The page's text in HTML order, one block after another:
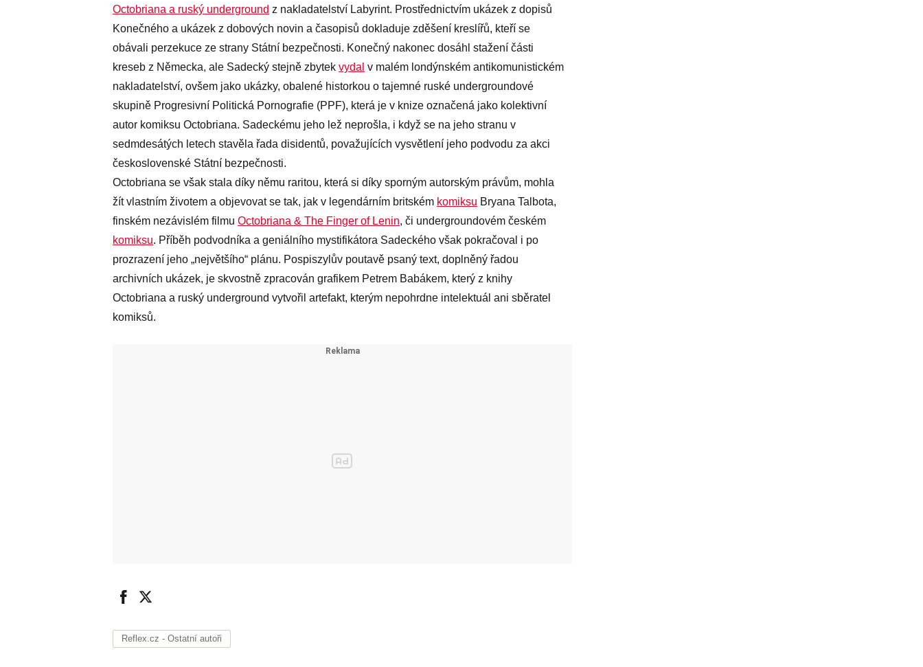
Octobriana a ruský underground z nakladatelství Labyrint. Prostřednictvím ukázek z dopisů
Konečného a ukázek z dobových novin a časopisů dokladuje zděšení kreslířů, kteří se
obávali perzekuce ze strany Státní bezpečnosti. Konečný nakonec dosáhl stažení části
kreseb z Německa, ale Sadecký stejně zbytek vydal v malém londýnském antikomunistickém
nakladatelství, ovšem jako ukázky, obalené historkou o tajemné ruské undergroundové
skupině Progresivní Politická Pornografie (PPF), která je v knize označená jako kolektivní
autor komiksu Octobriana. Sadeckému jeho lež neprošla, i když se na jeho stranu v
sedmdesátých letech stavěla řada disidentů, považujících vysvětlení jeho podvodu za akci
československé Státní bezpečnosti.
Octobriana se však stala díky němu raritou, která si díky sporným autorským právům, mohla
žít vlastním životem a objevovat se tak, jak v legendárním britském komiksu Bryana Talbota,
finském nezávislém filmu Octobriana & The Finger of Lenin, či undergroundovém českém
komiksu. Příběh podvodníka a geniálního mystifikátora Sadeckého však pokračoval i po
prozrazení jeho „největšího“ plánu. Pospiszylův poutavě psaný text, doplněný řadou
archivních ukázek, je skvostně zpracován grafikem Petrem Babákem, který z knihy
Octobriana a ruský underground vytvořil artefakt, kterým nepohrdne intelektuál ani sběratel
komiksů.
Reflex.cz - Ostatní autoři